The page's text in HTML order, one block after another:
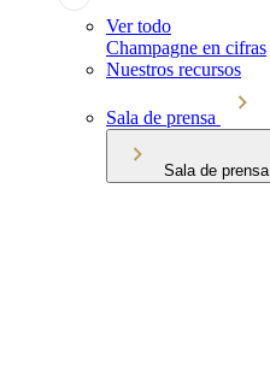
Ver todo
Champagne en cifras
Nuestros recursos
Sala de prensa
Sala de prensa